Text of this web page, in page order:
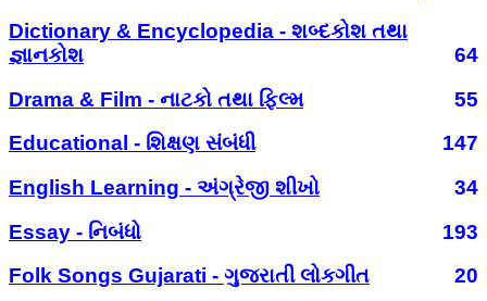
Dictionary & Encyclopedia - શબ્દકોશ તથા
જ્ઞાનકોશ
64
Drama & Film - નાટકો તથા ફિલ્મ
55
Educational - શિક્ષણ સંબંધી
147
English Learning - અંગ્રેજી શીખો
34
Essay - નિબંધો
193
Folk Songs Gujarati - ગુજરાતી લોકગીત
20